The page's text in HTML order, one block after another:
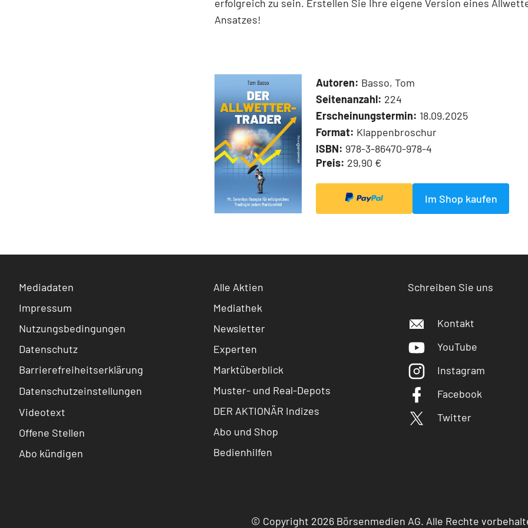
erfolgreich zu sein. Erstellen Sie Ihre eigene Version eines
Ansatzes!
Autoren: Basso, Tom
Seitenanzahl: 224
Erscheinungstermin: 18.09.2025
Format: Klappenbroschur
ISBN: 978-3-86470-978-4
Preis: 29,90 €
Im Shop kaufen
Mediadaten
Impressum
Nutzungsbedingungen
Datenschutz
Barrierefreiheitserklärung
Datenschutzeinstellungen
Videotext
Offene Stellen
Abo kündigen
Alle Aktien
Mediathek
Newsletter
Experten
Marktüberblick
Muster- und Real-Depots
DER AKTIONÄR Indizes
Abo und Shop
Bedienhilfen
Schreiben Sie uns
Kontakt
YouTube
Instagram
Facebook
Twitter
© Copyright 2026 Börsenmedien AG. Alle Rechte